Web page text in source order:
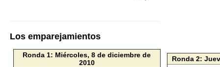
Los emparejamientos
Ronda 1: Miércoles, 8 de diciembre de
2010
Ronda 2: